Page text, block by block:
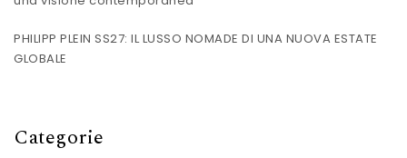
PHILIPP PLEIN SS27: IL LUSSO NOMADE DI UNA NUOVA ESTATE
GLOBALE
Categorie